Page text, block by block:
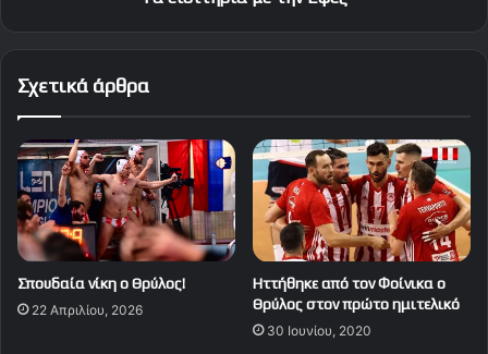
Σχετικά άρθρα
Σπουδαία νίκη ο Θρύλος!
22 Απριλίου, 2026
Ηττήθηκε από τον Φοίνικα ο
Θρύλος στον πρώτο ημιτελικό
30 Ιουνίου, 2020